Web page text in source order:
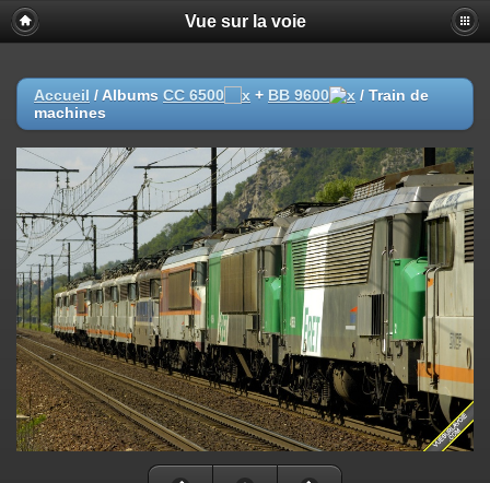
Vue sur la voie
Accueil / Albums CC 6500 + BB 9600 / Train de
machines